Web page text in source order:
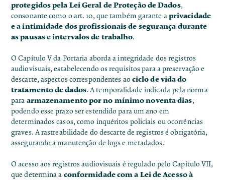
protegidos pela Lei Geral de Proteção de Dados,
consonante como o art. 10, que também garante aprivacidade
e a intimidade dos profissionais de segurança durante
as pausas e intervalos de trabalho.
O Capítulo V da Portaria aborda a integridade dos registros
audiovisuais, estabelecendo os requisitos para a preservação e
descarte, aspectos correspondentes ao ciclo de vida do
tratamento de dados. A temporalidade indicada pela norma
para armazenamento por no mínimo noventa dias,
podendo esse prazo ser estendido para um ano em
determinados casos, como inquéritos policiais ou ocorrências
graves. A rastreabilidade do descarte de registros é obrigatória,
assegurando a manutenção de logs e metadados.
O acesso aos registros audiovisuais é regulado pelo Capítulo VII,
que determina a conformidade com a Lei de Acesso à